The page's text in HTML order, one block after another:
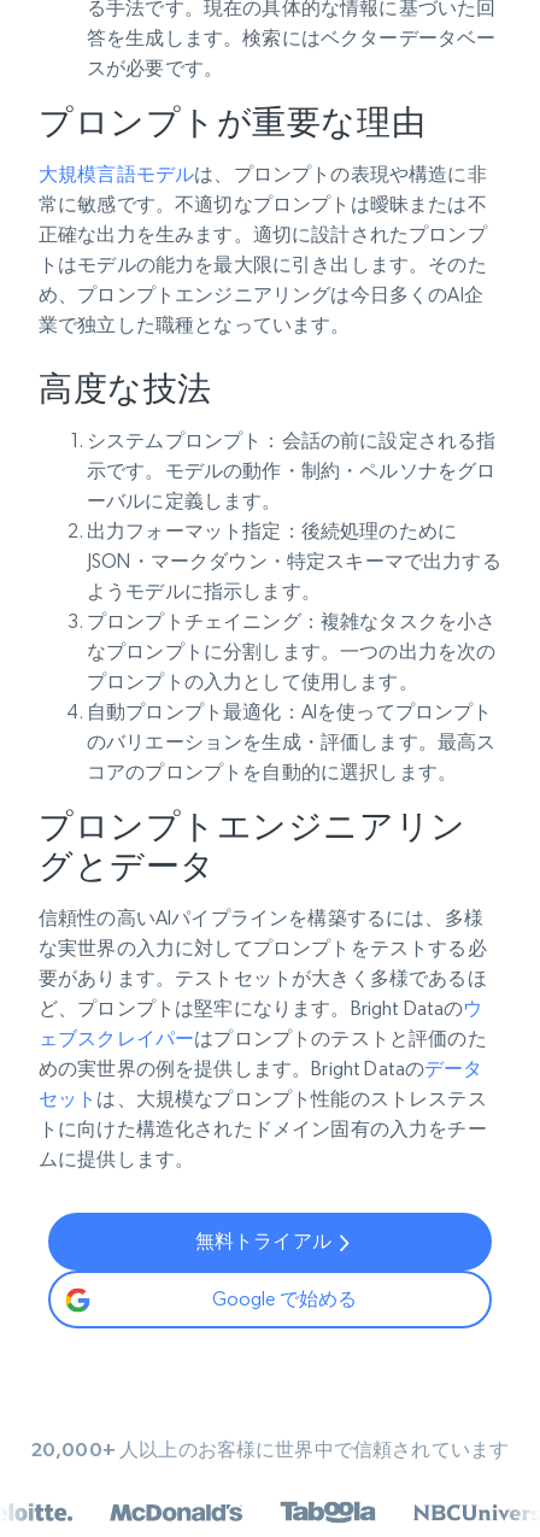
る手法です。現在の具体的な情報に基づいた回
答を生成します。検索にはベクターデータベー
スが必要です。
プロンプトが重要な理由
大規模言語モデルは、プロンプトの表現や構造に非
常に敏感です。不適切なプロンプトは曖昧または不
正確な出力を生みます。適切に設計されたプロンプ
トはモデルの能力を最大限に引き出します。そのた
め、プロンプトエンジニアリングは今日多くのAI企
業で独立した職種となっています。
高度な技法
システムプロンプト
：会話の前に設定される指
示です。モデルの動作・制約・ペルソナをグロ
ーバルに定義します。
出力フォーマット指定 ：後続処理のために
JSON・マークダウン・特定スキーマで出力する
ようモデルに指示します。
プロンプトチェイニング：複雑なタスクを小さ
なプロンプトに分割します。一つの出力を次の
プロンプトの入力として使用します。
自動プロンプト最適化 ：AIを使ってプロンプト
のバリエーションを生成・評価します。最高ス
コアのプロンプトを自動的に選択します。
プロンプトエンジニアリン
グとデータ
信頼性の高いAIパイプラインを構築するには、多様
な実世界の入力に対してプロンプトをテストする必
要があります。テストセットが大きく多様であるほ
ど、プロンプトは堅牢になります。Bright Dataのウ
ェブスクレイパーはプロンプトのテストと評価のた
めの実世界の例を提供します。Bright Dataのデータ
セット は、大規模なプロンプト性能のストレステス
トに向けた構造化されたドメイン固有の入力をチー
ムに提供します。
無料トライアル
Google で始める
20,000+ 人以上のお客様に世界中で信頼されています